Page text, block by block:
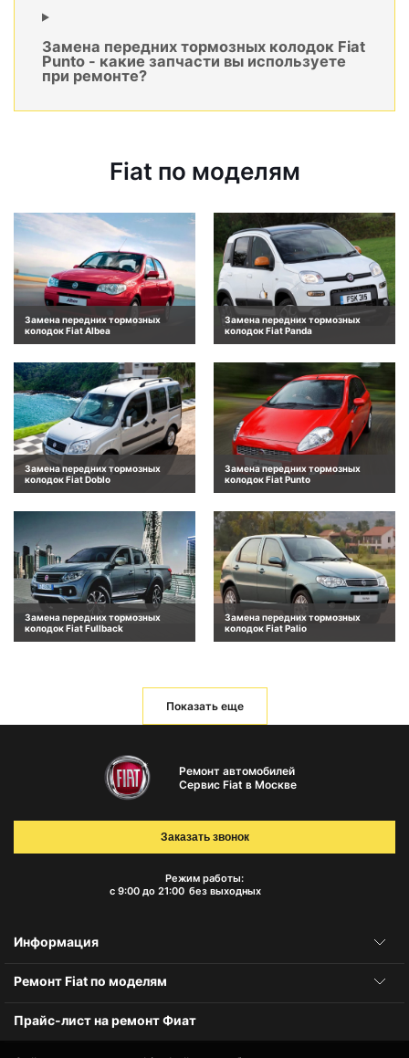
Замена передних тормозных колодок Fiat
Punto - какие запчасти вы используете
при ремонте?
Fiat по моделям
Замена передних тормозных
колодок Fiat Albea
Замена передних тормозных
колодок Fiat Panda
Замена передних тормозных
колодок Fiat Doblo
Замена передних тормозных
колодок Fiat Punto
Замена передних тормозных
колодок Fiat Fullback
Замена передних тормозных
колодок Fiat Palio
Показать еще
Ремонт автомобилей
Сервис Fiat в Москве
Режим работы:
с 9:00 до 21:00 без выходных
Заказать звонок
Информация
Ремонт Fiat по моделям
Прайс-лист на ремонт Фиат